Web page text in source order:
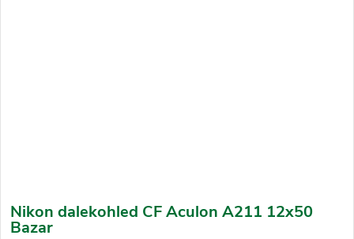
Nikon dalekohled CF Aculon A211 12x50
Bazar